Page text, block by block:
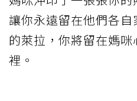
讓你永遠留在他們各
的萊拉，你將留在媽
裡。